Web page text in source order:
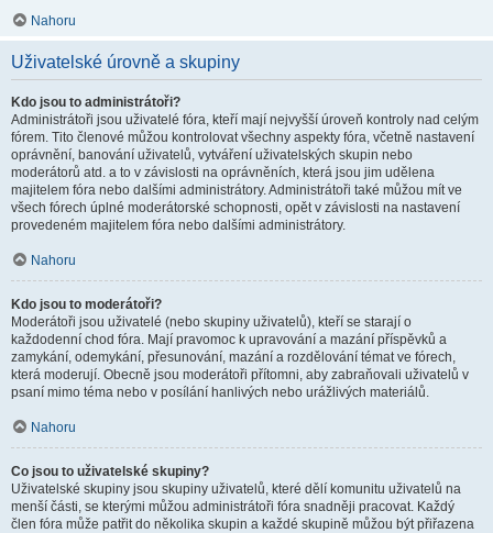
Nahoru
Uživatelské úrovně a skupiny
Kdo jsou to administrátoři?
Administrátoři jsou uživatelé fóra, kteří mají nejvyšší úroveň kontroly nad celým
fórem. Tito členové můžou kontrolovat všechny aspekty fóra, včetně nastavení
oprávnění, banování uživatelů, vytváření uživatelských skupin nebo
moderátorů atd. a to v závislosti na oprávněních, která jsou jim udělena
majitelem fóra nebo dalšími administrátory. Administrátoři také můžou mít ve
všech fórech úplné moderátorské schopnosti, opět v závislosti na nastavení
provedeném majitelem fóra nebo dalšími administrátory.
Nahoru
Kdo jsou to moderátoři?
Moderátoři jsou uživatelé (nebo skupiny uživatelů), kteří se starají o
každodenní chod fóra. Mají pravomoc k upravování a mazání příspěvků a
zamykání, odemykání, přesunování, mazání a rozdělování témat ve fórech,
která moderují. Obecně jsou moderátoři přítomni, aby zabraňovali uživatelů v
psaní mimo téma nebo v posílání hanlivých nebo urážlivých materiálů.
Nahoru
Co jsou to uživatelské skupiny?
Uživatelské skupiny jsou skupiny uživatelů, které dělí komunitu uživatelů na
menší části, se kterými můžou administrátoři fóra snadněji pracovat. Každý
člen fóra může patřit do několika skupin a každé skupině můžou být přiřazena